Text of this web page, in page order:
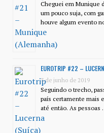
Cheguei em Munique
um pouco suja, com
houve algum evento
EUROTRIP #22 –
3 de junho de 2019
Seguindo o trecho,
país certamente mais
até então. As pessoas